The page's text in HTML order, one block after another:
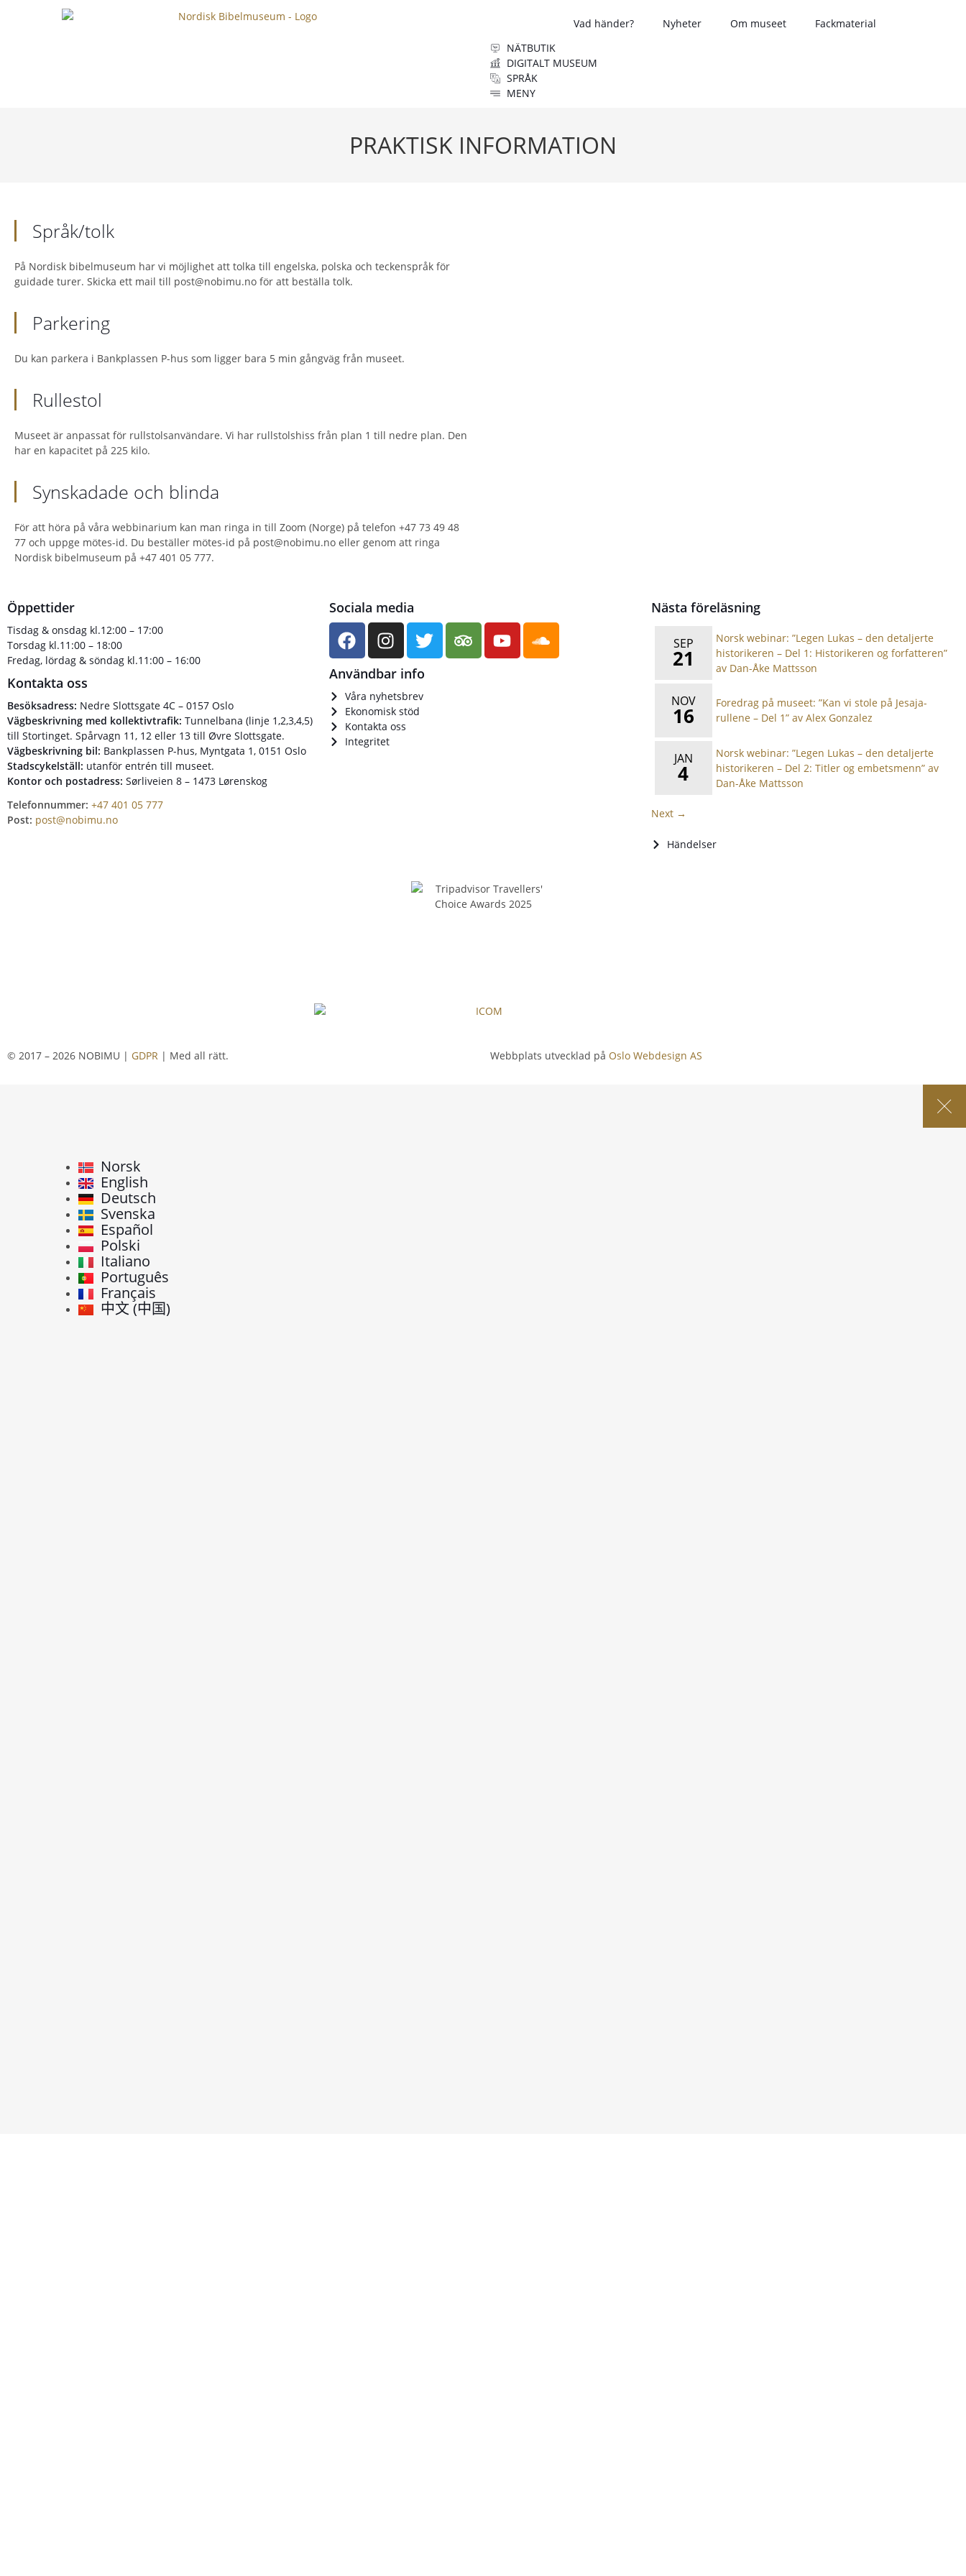
Vad händer? Nyheter Om museet
Fackmaterial
NÄTBUTIK
DIGITALT MUSEUM
SPRÅK
MENY
PRAKTISK INFORMATION
Språk/tolk
På Nordisk bibelmuseum har vi möjlighet att tolka till engelska, polska och teckenspråk för
guidade turer. Skicka ett mail till post@nobimu.no för att beställa tolk.
Parkering
Du kan parkera i Bankplassen P-hus som ligger bara 5 min gångväg från museet.
Rullestol
Museet är anpassat för rullstolsanvändare. Vi har rullstolshiss från plan 1 till nedre plan. Den
har en kapacitet på 225 kilo.
Synskadade och blinda
För att höra på våra webbinarium kan man ringa in till Zoom (Norge) på telefon +47 73 49 48
77 och uppge mötes-id. Du beställer mötes-id på post@nobimu.no eller genom att ringa
Nordisk bibelmuseum på +47 401 05 777.
Öppettider
Tisdag & onsdag kl.12:00 – 17:00
Torsdag kl.11:00 – 18:00
Fredag, lördag & söndag kl.11:00 – 16:00
Kontakta oss
Besöksadress: Nedre Slottsgate 4C – 0157 Oslo
Vägbeskrivning med kollektivtrafik: Tunnelbana (linje 1,2,3,4,5)
till Stortinget. Spårvagn 11, 12 eller 13 till Øvre Slottsgate.
Vägbeskrivning bil: Bankplassen P-hus, Myntgata 1, 0151 Oslo
Stadscykelställ: utanför entrén till museet.
Kontor och postadress: Sørliveien 8 – 1473 Lørenskog
Telefonnummer: +47 401 05 777
Post: post@nobimu.no
Sociala media
Användbar info
Våra nyhetsbrev
Ekonomisk stöd
Kontakta oss
Integritet
Nästa föreläsning
SEP
21
Norsk webinar: ”Legen Lukas – den detaljerte
historikeren – Del 1: Historikeren og forfatteren”
av Dan-Åke Mattsson
NOV
16
Foredrag på museet: ”Kan vi stole på Jesaja-
rullene – Del 1” av Alex Gonzalez
JAN
4
Norsk webinar: ”Legen Lukas – den detaljerte
historikeren – Del 2: Titler og embetsmenn” av
Dan-Åke Mattsson
Next →
Händelser
© 2017 – 2026 NOBIMU | GDPR | Med all rätt. Webbplats utvecklad på Oslo Webdesign AS
Norsk
English
Deutsch
Svenska
Español
Polski
Italiano
Português
Français
中文 (中国)